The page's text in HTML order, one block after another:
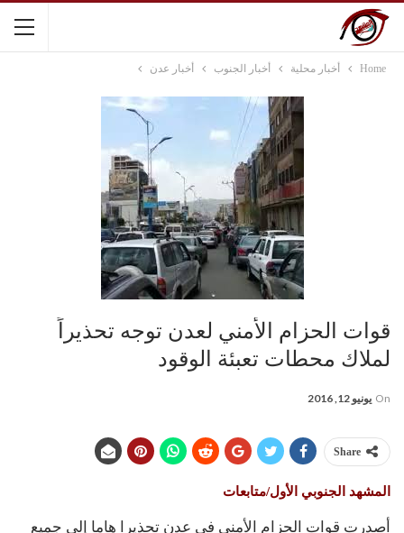
Home أخبار محلية أخبار الجنوب أخبار عدن
قوات الحزام الأمني لعدن توجه تحذيراً
لملاك محطات تعبئة الوقود
On يونيو 12, 2016
Share
المشهد الجنوبي الأول/متابعات
أصدرت قوات الحزام الأمني في عدن تحذيرا هاما إلى جميع